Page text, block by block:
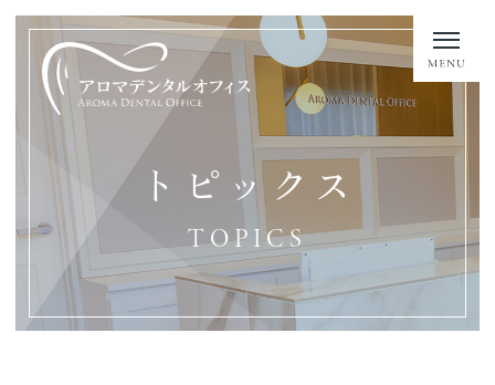
トピックス
TOPICS